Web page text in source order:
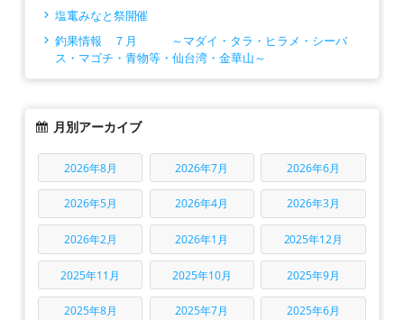
塩竃みなと祭開催
釣果情報 ７月 ～マダイ・タラ・ヒラメ・シーバ
ス・マゴチ・青物等・仙台湾・金華山～
月別アーカイブ
2026年8月 2026年7月 2026年6月
2026年5月 2026年4月 2026年3月
2026年2月 2026年1月 2025年12月
2025年11月 2025年10月 2025年9月
2025年8月 2025年7月 2025年6月